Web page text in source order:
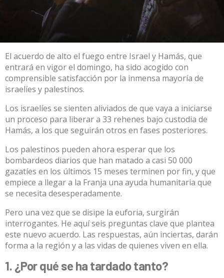
El acuerdo de alto el fuego entre Israel y Hamás, que
entrará en vigor el domingo, ha sido acogido con
comprensible satisfacción por la inmensa mayoría de
israelíes y palestinos.
Los israelíes se sienten aliviados de que vaya a iniciarse
un proceso para liberar a 33 rehenes bajo custodia de
Hamás, a los que seguirán otros en fases posteriores.
Los palestinos pueden ahora esperar que los
bombardeos diarios que han matado a casi 50 000
gazatíes en los últimos 15 meses terminen por fin, y que
empiece a llegar a la Franja una ayuda humanitaria que
se necesita desesperadamente.
Pero una vez que se disipe la euforia, surgirán
interrogantes. He aquí seis preguntas clave que plantea
este nuevo acuerdo. Las respuestas, aún inciertas, darán
forma a la región y a las vidas de quienes viven en ella.
1. ¿Por qué se ha tardado tanto?